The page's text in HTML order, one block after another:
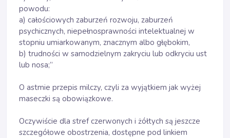
powodu:
a) całościowych zaburzeń rozwoju, zaburzeń
psychicznych, niepełnosprawności intelektualnej w
stopniu umiarkowanym, znacznym albo głębokim,
b) trudności w samodzielnym zakryciu lub odkryciu ust
lub nosa;”
O astmie przepis milczy, czyli za wyjątkiem jak wyżej
maseczki są obowiązkowe.
Oczywiście dla stref czerwonych i żółtych są jeszcze
szczegółowe obostrzenia, dostępne pod linkiem